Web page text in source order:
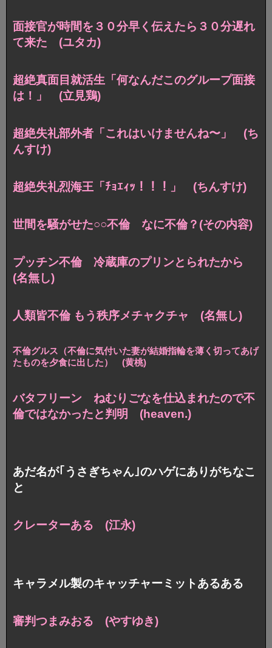
面接官が時間を３０分早く伝えたら３０分遅れ
て来た (ユタカ)
超絶真面目就活生「何なんだこのグループ面接
は！」 (立見鶏)
超絶失礼部外者「これはいけませんね〜」 (ち
んすけ)
超絶失礼烈海王「ﾁｮｴｨｯ！！！」 (ちんすけ)
世間を騒がせた○○不倫 なに不倫？(その内容)
プッチン不倫 冷蔵庫のプリンとられたから
(名無し)
人類皆不倫 もう秩序メチャクチャ (名無し)
不倫グルス（不倫に気付いた妻が結婚指輪を薄く切ってあげ
たものを夕食に出した） (黄桃)
バタフリーン ねむりごなを仕込まれたので不
倫ではなかったと判明 (heaven.)
あだ名が｢うさぎちゃん｣のハゲにありがちなこ
と
クレーターある (江永)
キャラメル製のキャッチャーミットあるある
審判つまみおる (やすゆき)